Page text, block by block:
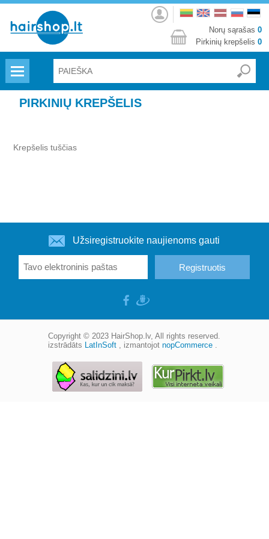
Prisijungti
Norų sąrašas 0
Pirkinių krepšelis 0
PIRKINIŲ KREPŠELIS
Krepšelis tuščias
Užsiregistruokite naujienoms gauti
Copyright © 2023 HairShop.lv, All rights reserved.
izstrādāts LatInSoft , izmantojotnopCommerce .